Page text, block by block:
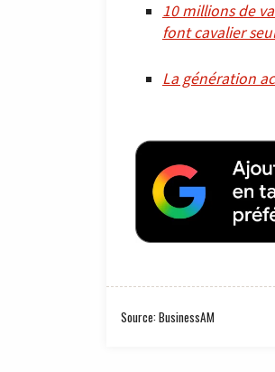
10 millions de
font cavalier seul
La génération
Source: BusinessAM